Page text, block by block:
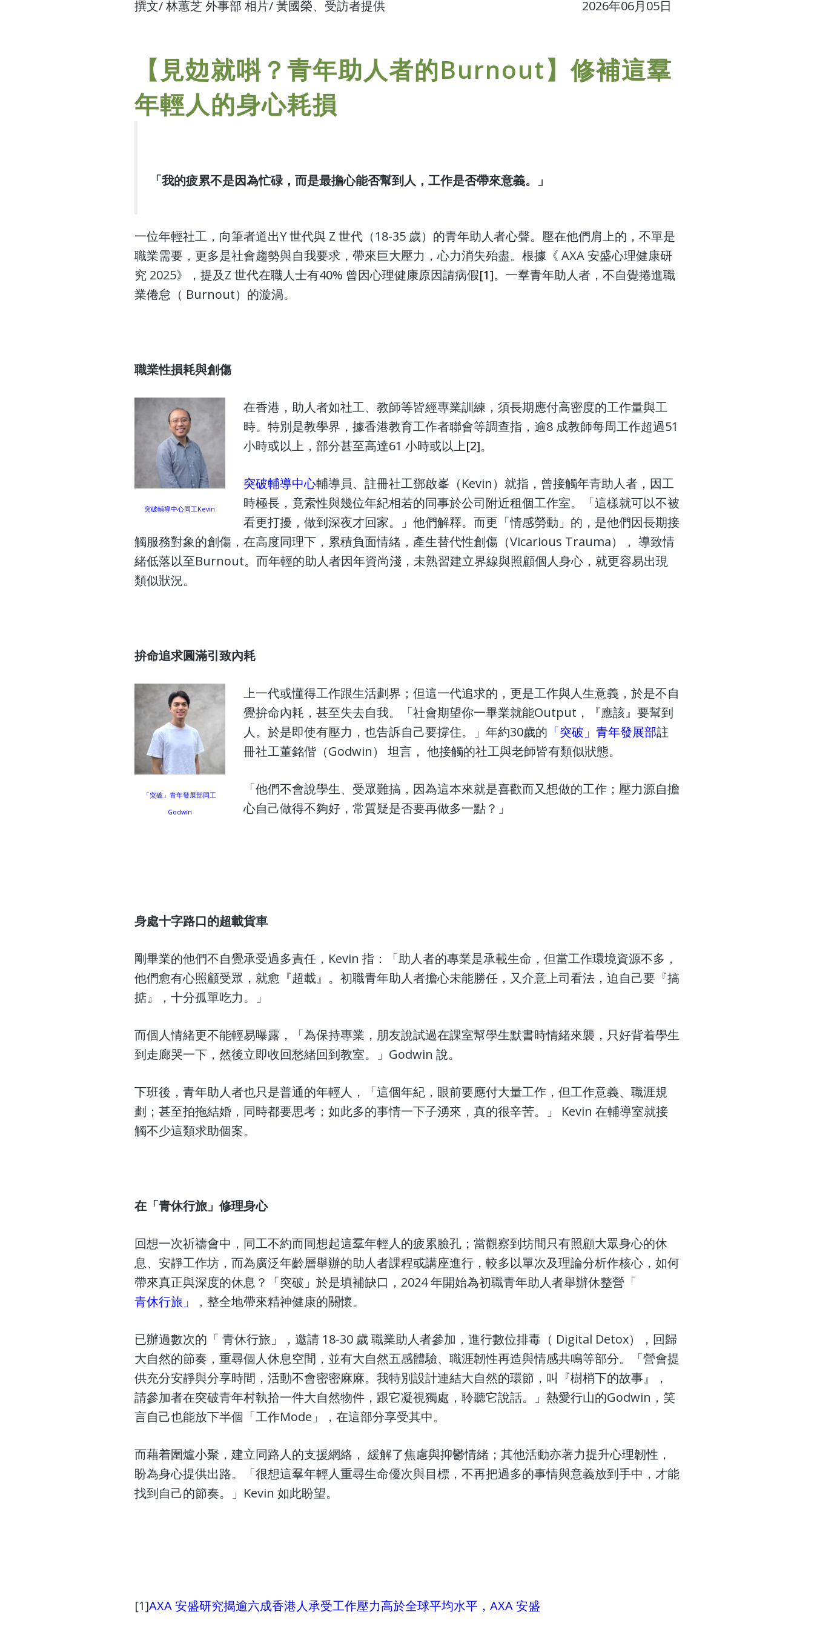
撰文/ 林蕙芝 外事部 相片/ 黃國榮、受訪者提供 2026年06月05日
【見攰就唞？青年助人者的Burnout】修補這羣
年輕人的身心耗損
「我的疲累不是因為忙碌，而是最擔心能否幫到人，工作是否帶來意義。」
一位年輕社工，向筆者道出Y 世代與 Z 世代（18-35 歲）的青年助人者心聲。壓在他們肩上的，不單是
職業需要，更多是社會趨勢與自我要求，帶來巨大壓力，心力消失殆盡。根據《 AXA 安盛心理健康研
究 2025》，提及Z 世代在職人士有40% 曾因心理健康原因請病假[1]。一羣青年助人者，不自覺捲進職
業倦怠（ Burnout）的漩渦。
職業性損耗與創傷
突破輔導中心同工Kevin
在香港，助人者如社工、教師等皆經專業訓練，須長期應付高密度的工作量與工
時。特別是教學界，據香港教育工作者聯會等調查指，逾8 成教師每周工作超過51
小時或以上，部分甚至高達61 小時或以上[2]。
突破輔導中心輔導員、註冊社工鄧啟峯（Kevin）就指，曾接觸年青助人者，因工
時極長，竟索性與幾位年紀相若的同事於公司附近租個工作室。「這樣就可以不被
看更打擾，做到深夜才回家。」他們解釋。而更「情感勞動」的，是他們因長期接
觸服務對象的創傷，在高度同理下，累積負面情緒，產生替代性創傷（Vicarious Trauma）， 導致情
緒低落以至Burnout。而年輕的助人者因年資尚淺，未熟習建立界線與照顧個人身心，就更容易出現
類似狀況。
拚命追求圓滿引致內耗
「突破」青年發展部同工
Godwin
上一代或懂得工作跟生活劃界；但這一代追求的，更是工作與人生意義，於是不自
覺拚命內耗，甚至失去自我。「社會期望你一畢業就能Output，『應該』要幫到
人。於是即使有壓力，也告訴自己要撐住。」年約30歲的 「突破」青年發展部註
冊社工董銘偕（Godwin） 坦言， 他接觸的社工與老師皆有類似狀態。
「他們不會說學生、受眾難搞，因為這本來就是喜歡而又想做的工作；壓力源自擔
心自己做得不夠好，常質疑是否要再做多一點？」
身處十字路口的超載貨車
剛畢業的他們不自覺承受過多責任，Kevin 指：「助人者的專業是承載生命，但當工作環境資源不多，
他們愈有心照顧受眾，就愈『超載』。初職青年助人者擔心未能勝任，又介意上司看法，迫自己要『搞
掂』，十分孤單吃力。」
而個人情緒更不能輕易曝露，「為保持專業，朋友說試過在課室幫學生默書時情緒來襲，只好背着學生
到走廊哭一下，然後立即收回愁緒回到教室。」Godwin 說。
下班後，青年助人者也只是普通的年輕人，「這個年紀，眼前要應付大量工作，但工作意義、職涯規
劃；甚至拍拖結婚，同時都要思考；如此多的事情一下子湧來，真的很辛苦。」 Kevin 在輔導室就接
觸不少這類求助個案。
在「青休行旅」修理身心
回想一次祈禱會中，同工不約而同想起這羣年輕人的疲累臉孔；當觀察到坊間只有照顧大眾身心的休
息、安靜工作坊，而為廣泛年齡層舉辦的助人者課程或講座進行，較多以單次及理論分析作核心，如何
帶來真正與深度的休息？「突破」於是填補缺口，2024 年開始為初職青年助人者舉辦休整營「
青休行旅」
，整全地帶來精神健康的關懷。
已辦過數次的「 青休行旅」，邀請 18-30 歲 職業助人者參加，進行數位排毒（ Digital Detox），回歸
大自然的節奏，重尋個人休息空間，並有大自然五感體驗、職涯韌性再造與情感共鳴等部分。「營會提
供充分安靜與分享時間，活動不會密密麻麻。我特別設計連結大自然的環節，叫『樹梢下的故事』，
請參加者在突破青年村執拾一件大自然物件，跟它凝視獨處，聆聽它說話。」熱愛行山的Godwin，笑
言自己也能放下半個「工作Mode」，在這部分享受其中。
而藉着圍爐小聚，建立同路人的支援網絡， 緩解了焦慮與抑鬱情緒；其他活動亦著力提升心理韌性，
盼為身心提供出路。「很想這羣年輕人重尋生命優次與目標，不再把過多的事情與意義放到手中，才能
找到自己的節奏。」Kevin 如此盼望。
[1]AXA 安盛研究揭逾六成香港人承受工作壓力高於全球平均水平，AXA 安盛